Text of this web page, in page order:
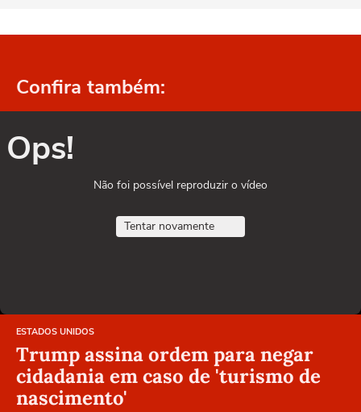
Confira também:
Ops!
Não foi possível reproduzir o vídeo
Tentar novamente
ESTADOS UNIDOS
Trump assina ordem para negar
cidadania em caso de 'turismo de
nascimento'